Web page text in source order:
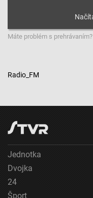
Máte problém s prehrávaním?
Radio_FM
Jednotka
Dvojka
24
Šport